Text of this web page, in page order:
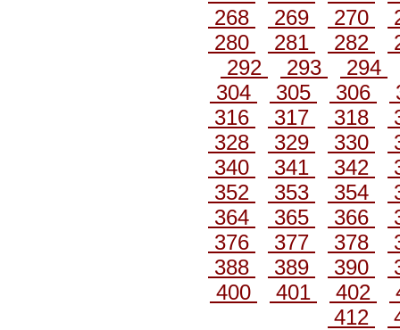
268
269 270
280
281 282
292
293
294
304
305 306
316
317 318
328
329 330
340
341 342
352
353 354
364
365 366
376
377 378
388
389 390
400
401 402
412